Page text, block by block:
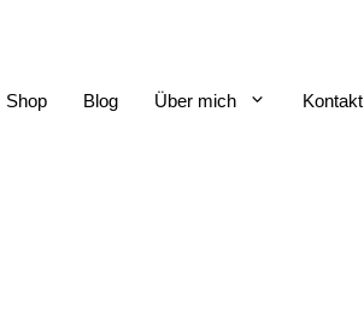
Shop Blog Über mich Kontakt